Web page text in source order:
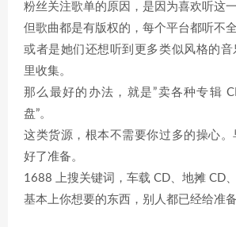
粉丝关注歌单的原因，是因为喜欢听这一
但歌曲都是有版权的，每个平台都听不全
或者是她们还想听到更多类似风格的
里收集。
那么最好的办法，就是”卖各种专辑
盘”。
这类货源，根本不需要你过多的操心
好了准备。
1688 上搜关键词，车载 CD、地摊 CD
基本上你想要的东西，别人都已经给准备